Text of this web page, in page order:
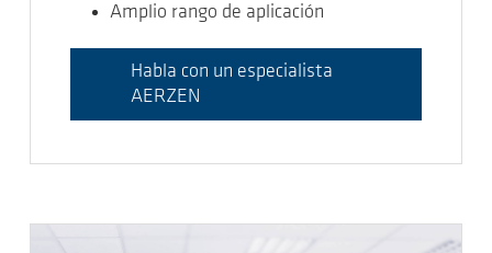
Amplio rango de aplicación
Habla con un especialista
AERZEN